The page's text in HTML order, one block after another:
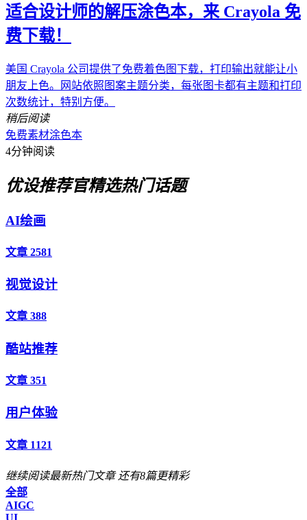
适合设计师的解压涂色本，来 Crayola 免
费下载！
美国 Crayola 公司提供了免费着色图下载，打印输出就能让小
朋友上色。网站依照图案主题分类，每张图卡都有主题和打印
次数统计，特别方便。
稍后阅读
免费素材涂色本
4分钟阅读
优设推荐官精选热门话题
AI绘画
文章 2581
视觉设计
文章 388
酷站推荐
文章 351
用户体验
文章 1121
继续阅读最新热门文章 还有8篇更精彩
全部
AIGC
UI